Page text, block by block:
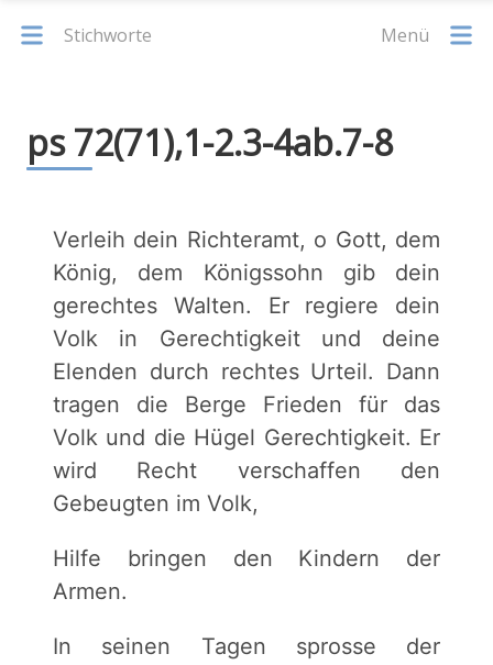
Stichworte Menü
ps 72(71),1-2.3-4ab.7-8
Verleih dein Richteramt, o Gott, dem
König, dem Königssohn gib dein
gerechtes Walten. Er regiere dein
Volk in Gerechtigkeit und deine
Elenden durch rechtes Urteil. Dann
tragen die Berge Frieden für das
Volk und die Hügel Gerechtigkeit. Er
wird Recht verschaffen den
Gebeugten im Volk,
Hilfe bringen den Kindern der
Armen.
In seinen Tagen sprosse der